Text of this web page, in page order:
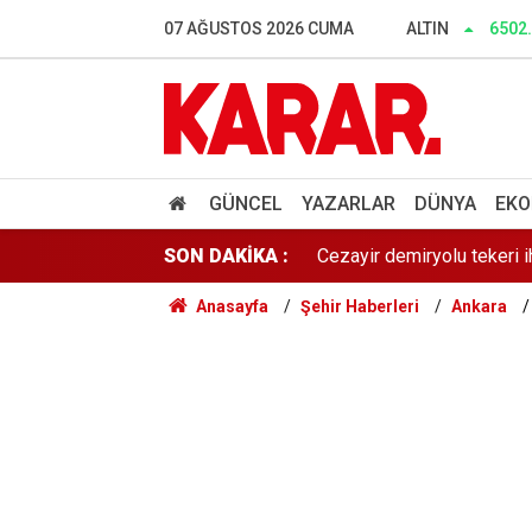
07 AĞUSTOS 2026 CUMA ALTIN
GÜNCEL YAZARLAR DÜNYA
SON DAKİKA :
Dalgıçlar bile işin
Tahliye edilen
Cezayir demiryolu tekeri
Günaydın YENİ Parti
Çerçeve yasa sonrası
Anasayfa Şehir Haberleri Ankara